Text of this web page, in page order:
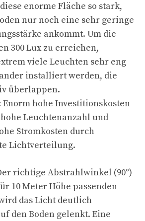
enorme Fläche so stark,
nur noch eine sehr geringe
ankommt. Um die
300 Lux zu erreichen,
viele Leuchten sehr eng
installiert werden, die
überlappen.
Enorm hohe Investitionskosten
Leuchtenanzahl und
Stromkosten durch
Lichtverteilung.
richtige Abstrahlwinkel (90°)
10 Meter Höhe passenden
das Licht deutlich
den Boden gelenkt. Eine